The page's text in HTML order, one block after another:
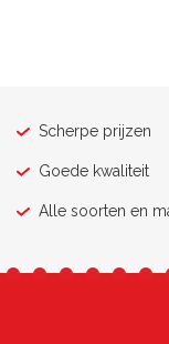
Scherpe prijzen
Goede kwaliteit
Alle soorten en